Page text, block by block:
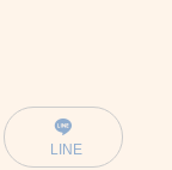
LINE